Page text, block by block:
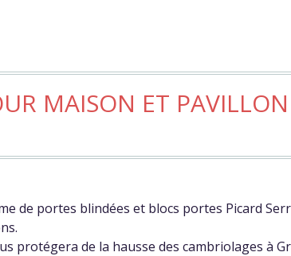
MAISON ET PAVILLON
de portes blindées et blocs portes Picard
protégera de la hausse des cambriolages à